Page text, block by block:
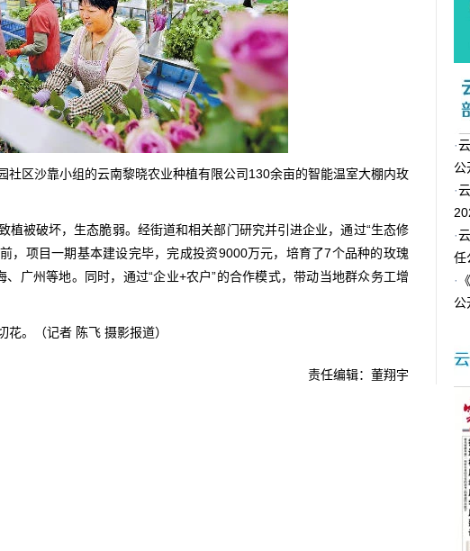
社区沙靠小组的云南黎晓农业种植有限公司130余亩的智能温室大棚内玫
植被破坏，生态脆弱。经街道和相关部门研究并引进企业，通过“生态修
，项目一期基本建设完毕，完成投资9000万元，培育了7个品种的玫瑰
广州等地。同时，通过“企业+农户”的合作模式，带动当地群众务工增
。（记者 陈飞 摄影报道）
责任编辑：董翔宇
·
公
·
·
任
·
公